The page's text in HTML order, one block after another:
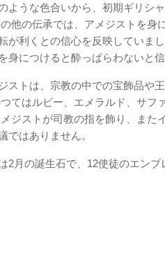
ような色合いから、初期ギリシ
他の伝承では、アメジストを身
が利くとの信心を反映していま
身につけると酔っぱらわないと
ストは、宗教の中での宝飾品や
てはルビー、エメラルド、サフ
ジストが司教の指を飾り、また
ではありません。
2月の誕生石で、12使徒のエンブ